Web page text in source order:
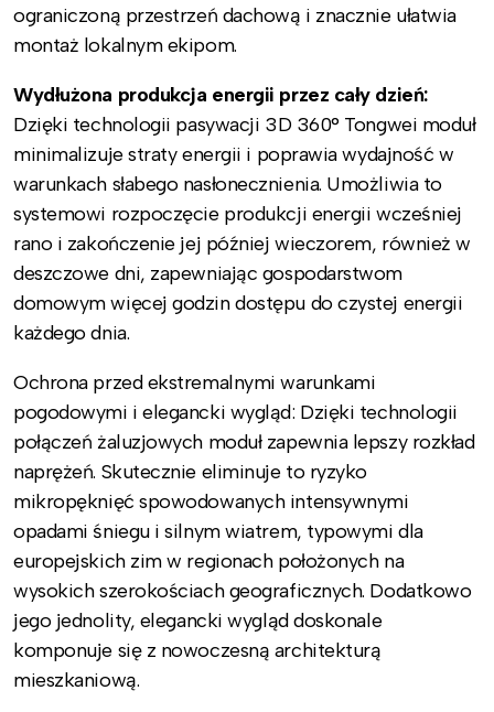
ograniczoną przestrzeń dachową i znacznie ułatwia
montaż lokalnym ekipom.
Wydłużona produkcja energii przez cały dzień:
Dzięki technologii pasywacji 3D 360° Tongwei moduł
minimalizuje straty energii i poprawia wydajność w
warunkach słabego nasłonecznienia. Umożliwia to
systemowi rozpoczęcie produkcji energii wcześniej
rano i zakończenie jej później wieczorem, również w
deszczowe dni, zapewniając gospodarstwom
domowym więcej godzin dostępu do czystej energii
każdego dnia.
Ochrona przed ekstremalnymi warunkami
pogodowymi i elegancki wygląd: Dzięki technologii
połączeń żaluzjowych moduł zapewnia lepszy rozkład
naprężeń. Skutecznie eliminuje to ryzyko
mikropęknięć spowodowanych intensywnymi
opadami śniegu i silnym wiatrem, typowymi dla
europejskich zim w regionach położonych na
wysokich szerokościach geograficznych. Dodatkowo
jego jednolity, elegancki wygląd doskonale
komponuje się z nowoczesną architekturą
mieszkaniową.